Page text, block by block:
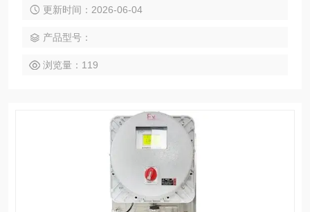
线分析场合。无论是在生产过程控制、产品质量保证还是实验
和质量标准。
更新时间：2026-06-04
产品型号：
浏览量：119